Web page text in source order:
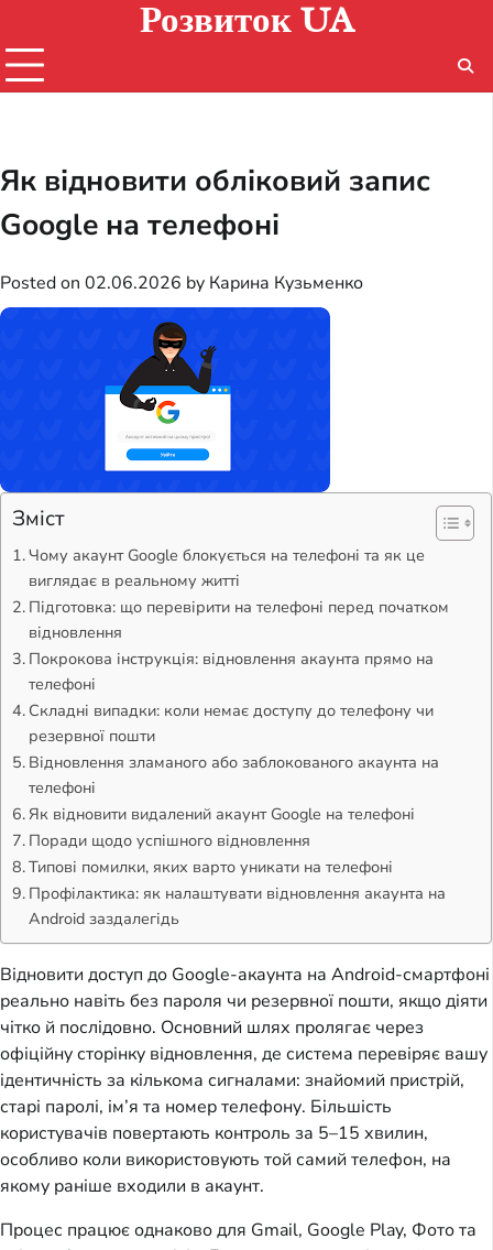
content
Розвиток UA
Як відновити обліковий запис
Google на телефоні
Posted on 02.06.2026 by Карина Кузьменко
Зміст
Чому акаунт Google блокується на телефоні та як це
виглядає в реальному житті
Підготовка: що перевірити на телефоні перед початком
відновлення
Покрокова інструкція: відновлення акаунта прямо на
телефоні
Складні випадки: коли немає доступу до телефону чи
резервної пошти
Відновлення зламаного або заблокованого акаунта на
телефоні
Як відновити видалений акаунт Google на телефоні
Поради щодо успішного відновлення
Типові помилки, яких варто уникати на телефоні
Профілактика: як налаштувати відновлення акаунта на
Android заздалегідь
Відновити доступ до Google-акаунта на Android-смартфоні
реально навіть без пароля чи резервної пошти, якщо діяти
чітко й послідовно. Основний шлях пролягає через
офіційну сторінку відновлення, де система перевіряє вашу
ідентичність за кількома сигналами: знайомий пристрій,
старі паролі, ім’я та номер телефону. Більшість
користувачів повертають контроль за 5–15 хвилин,
особливо коли використовують той самий телефон, на
якому раніше входили в акаунт.
Процес працює однаково для Gmail, Google Play, Фото та